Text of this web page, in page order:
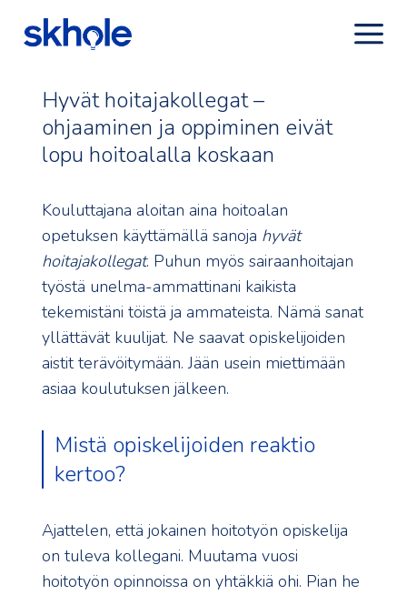
Hyvät hoitajakollegat –
ohjaaminen ja oppiminen eivät
lopu hoitoalalla koskaan
Kouluttajana aloitan aina hoitoalan
opetuksen käyttämällä sanoja hyvät
hoitajakollegat. Puhun myös sairaanhoitajan
työstä unelma-ammattinani kaikista
tekemistäni töistä ja ammateista. Nämä sanat
yllättävät kuulijat. Ne saavat opiskelijoiden
aistit terävöitymään. Jään usein miettimään
asiaa koulutuksen jälkeen.
Mistä opiskelijoiden reaktio
kertoo?
Ajattelen, että jokainen hoitotyön opiskelija
on tuleva kollegani. Muutama vuosi
hoitotyön opinnoissa on yhtäkkiä ohi. Pian he